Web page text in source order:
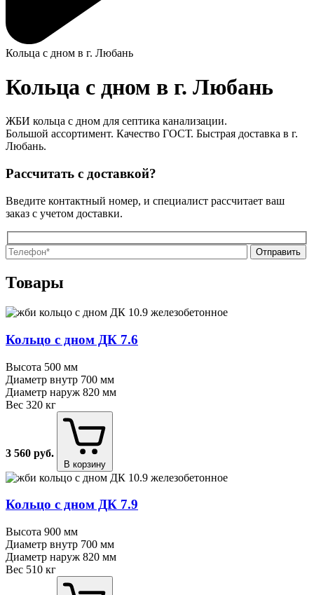
Кольца с дном в г. Любань
Кольца с дном в г. Любань
ЖБИ кольца с дном для септика канализации.
Большой ассортимент. Качество ГОСТ. Быстрая доставка в г.
Любань.
Рассчитать с доставкой?
Введите контактный номер, и специалист рассчитает ваш
заказ с учетом доставки.
Товары
Кольцо с дном ДК 7.6
Высота 500 мм
Диаметр внутр 700 мм
Диаметр наруж 820 мм
Вес 320 кг
3 560 руб.
В корзину
Кольцо с дном ДК 7.9
Высота 900 мм
Диаметр внутр 700 мм
Диаметр наруж 820 мм
Вес 510 кг